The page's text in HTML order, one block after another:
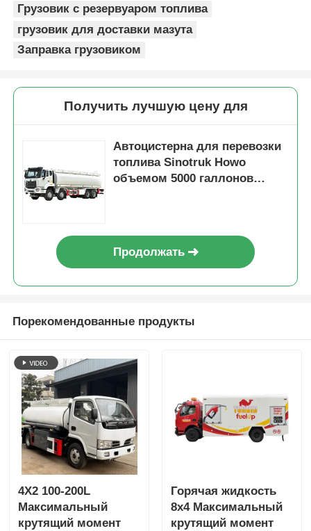
Грузовик с резервуаром топлива
грузовик для доставки мазута
Заправка грузовиком
Получить лучшую цену для
Автоцистерна для перевозки
топлива Sinotruk Howo
объемом 5000 галлонов
Продолжать
Порекомендованные продукты
4X2 100-200L
Максимальный
крутящий момент
Горячая жидкость
8x4 Максимальный
крутящий момент